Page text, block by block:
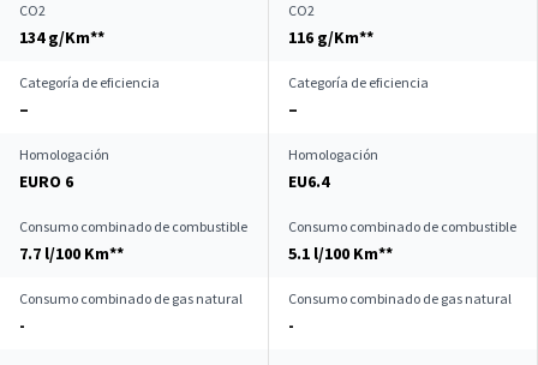
CO2
134 g/Km**
CO2
116 g/Km**
Categoría de eficiencia
–
Categoría de eficiencia
–
Homologación
EURO 6
Homologación
EU6.4
Consumo combinado de combustible
7.7 l/100 Km**
Consumo combinado de combustible
5.1 l/100 Km**
Consumo combinado de gas natural
-
Consumo combinado de gas natural
-